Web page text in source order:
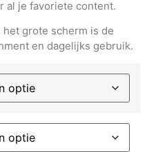
al je favoriete content.
grote scherm is de
en dagelijks gebruik.